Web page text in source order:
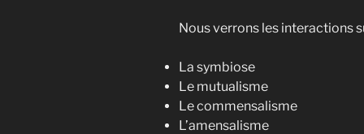
Nous verrons les interactions
La symbiose
Le mutualisme
Le commensalisme
L’amensalisme